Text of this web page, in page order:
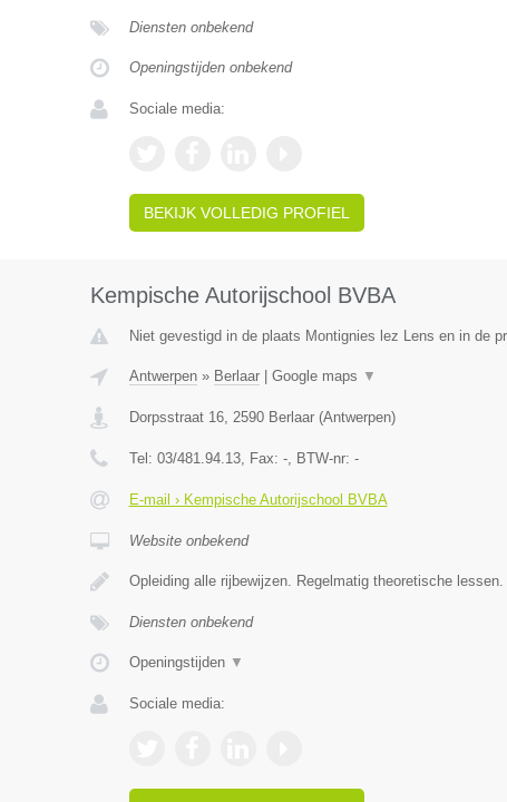
Diensten onbekend
Openingstijden onbekend
Sociale media:
BEKIJK VOLLEDIG PROFIEL
Kempische Autorijschool BVBA
Niet gevestigd in de plaats Montignies lez Lens en in de
Antwerpen» Berlaar| Google maps ▼
Dorpsstraat 16, 2590 Berlaar(Antwerpen)
Tel: 03/481.94.13, Fax: -, BTW-nr: -
E-mail › Kempische Autorijschool BVBA
Website onbekend
Opleiding alle rijbewijzen. Regelmatig theoretische lessen.
Diensten onbekend
Openingstijden ▼
Sociale media: